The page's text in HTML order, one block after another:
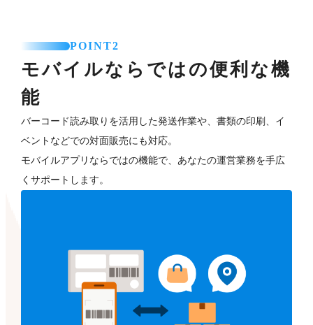
POINT2
モバイルならではの便利な機
能
バーコード読み取りを活用した発送作業や、書類の印刷、イ
ベントなどでの対面販売にも対応。
モバイルアプリならではの機能で、あなたの運営業務を手広
くサポートします。